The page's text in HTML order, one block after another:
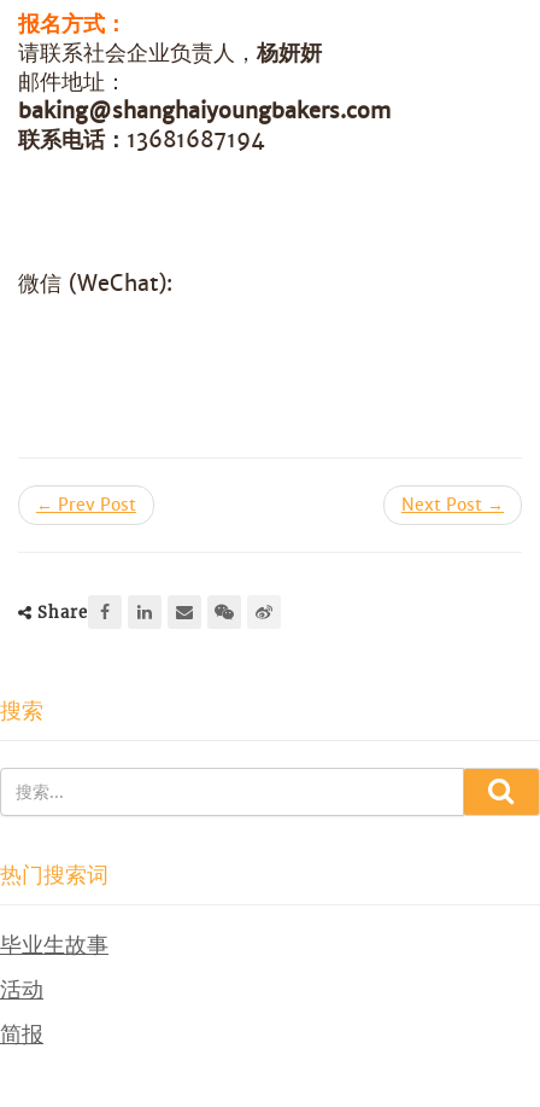
报名方式：
请联系社会企业负责人，杨妍妍
邮件地址：
baking@shanghaiyoungbakers.com
联系电话： 13681687194
微信 (WeChat):
← Prev Post Next Post →
Share
搜索
热门搜索词
毕业生故事
活动
简报